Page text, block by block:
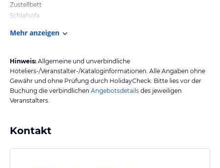
Zustellbett
Schlafsofa
Mehr anzeigen
Hinweis: Allgemeine und unverbindliche
Hoteliers-/Veranstalter-/Kataloginformationen. Alle Angaben ohne
Gewähr und ohne Prüfung durch HolidayCheck. Bitte lies vor der
Buchung die verbindlichen Angebotsdetails des jeweiligen
Veranstalters.
Kontakt